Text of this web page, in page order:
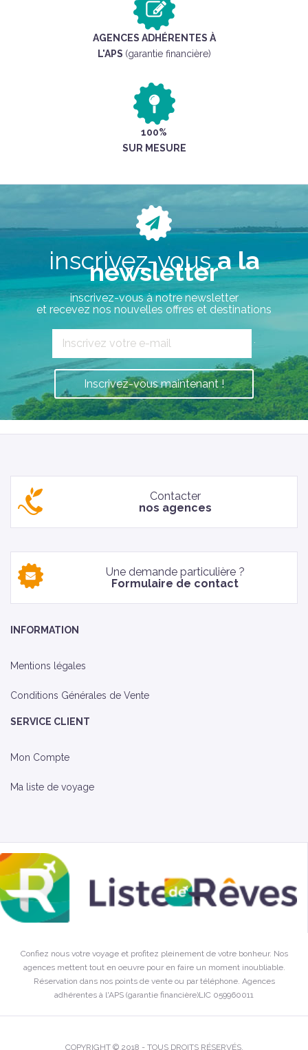
AGENCES ADHÉRENTES À
L'APS (garantie financière)
100%
SUR MESURE
inscrivez-vousa la
newsletter
inscrivez-vous à notre newsletter
et recevez nos nouvelles offres et destinations
`
Inscrivez-vous maintenant !
Contacter
nos agences
Une demande particulière ?
Formulaire de contact
INFORMATION
Mentions légales
Conditions Générales de Vente
SERVICE CLIENT
Mon Compte
Ma liste de voyage
Confiez nous votre voyage et profitez pleinement de votre bonheur. Nos
agences mettent tout en oeuvre pour en faire un moment inoubliable.
Réservation dans nos points de vente ou par téléphone. Agences
adhérentes à l'APS (garantie financière)LIC 059960011
COPYRIGHT © 2018 - TOUS DROITS RÉSERVÉS.